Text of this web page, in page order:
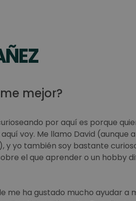
mejor?
por aquí es porque
voy. Me llamo David (aunque
y yo también soy bastante
el que aprender o un hobby
me ha gustado mucho ayudar a